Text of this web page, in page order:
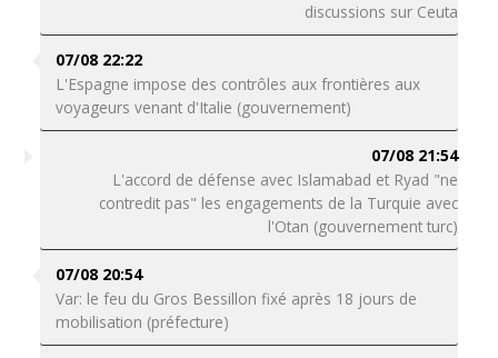
discussions sur Ceuta
07/08 22:22
L'Espagne impose des contrôles aux frontières aux
voyageurs venant d'Italie (gouvernement)
07/08 21:54
L'accord de défense avec Islamabad et Ryad "ne
contredit pas" les engagements de la Turquie avec
l'Otan (gouvernement turc)
07/08 20:54
Var: le feu du Gros Bessillon fixé après 18 jours de
mobilisation (préfecture)